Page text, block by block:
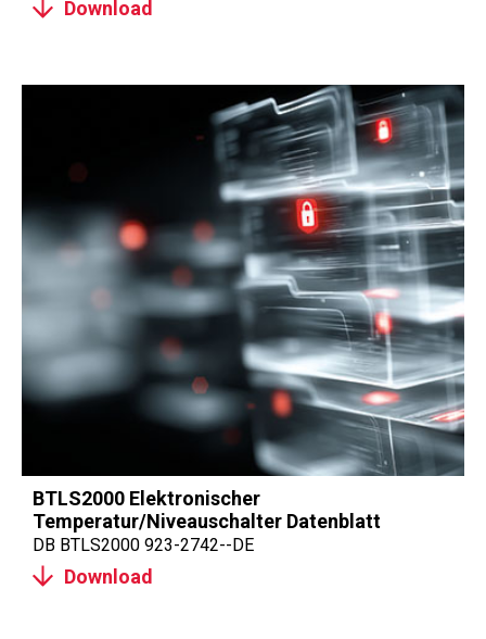
Download
BTLS2000 Elektronischer
Temperatur/Niveauschalter Datenblatt
DB BTLS2000 923-2742--DE
Download